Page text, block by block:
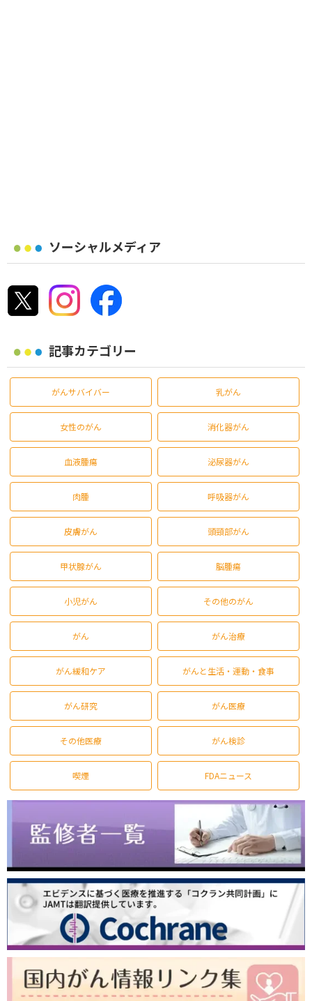
ソーシャルメディア
記事カテゴリー
がんサバイバー 乳がん
女性のがん 消化器がん
血液腫瘍 泌尿器がん
肉腫 呼吸器がん
皮膚がん 頭頸部がん
甲状腺がん 脳腫瘍
小児がん その他のがん
がん がん治療
がん緩和ケア がんと生活・運動・食事
がん研究 がん医療
その他医療 がん検診
喫煙 FDAニュース